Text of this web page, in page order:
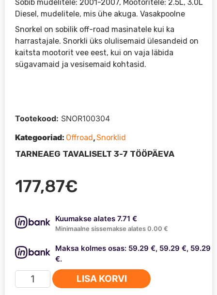
177,87€
Sobib mudelitele: 2001-2007, Mootoritele: 2.5L, 3.0L
Diesel, mudelitele, mis ühe akuga. Vasakpoolne
Snorkel on sobilik off-road masinatele kui ka
harrastajale. Snorkli üks olulisemaid ülesandeid on
kaitsta mootorit vee eest, kui on vaja läbida
sügavamaid ja vesisemaid kohtasid.
Kuumakse alates 7.71 €
Minimaalne sissemakse alates 0.00 €
Maksa kolmes osas: 59.29 €, 59.29 €, 59.29
€.
Snorkel
Nissan
LISA KORVI
Tootekood: SNOR100304
Kategooriad: Offroad,Snorklid
TARNEAEG TAVALISELT 3-7 TÖÖPÄEVA